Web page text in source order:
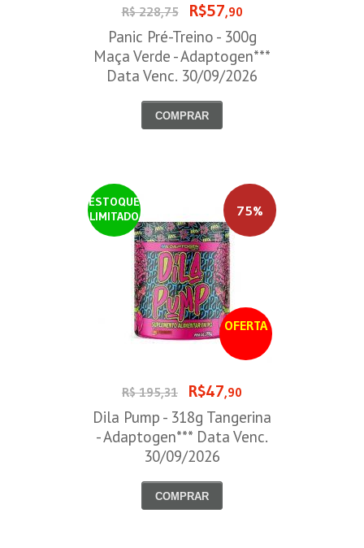
R$ 228,75 R$57,90
Panic Pré-Treino - 300g
Maça Verde - Adaptogen***
Data Venc. 30/09/2026
COMPRAR
ESTOQUE
LIMITADO
OFERTA
75%
R$ 195,31 R$47,90
Dila Pump - 318g Tangerina
- Adaptogen*** Data Venc.
30/09/2026
COMPRAR